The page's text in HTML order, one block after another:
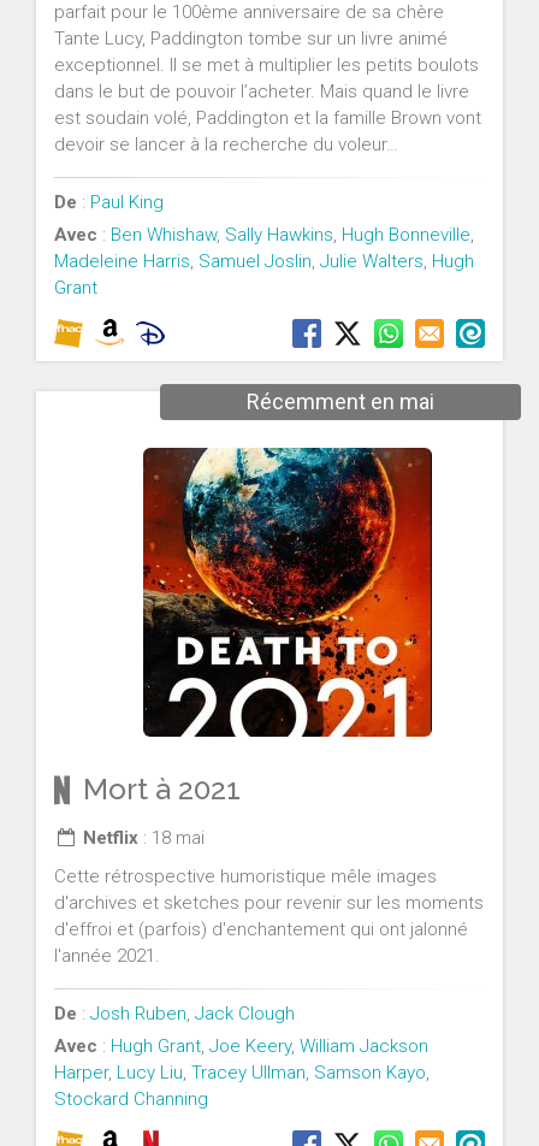
parfait pour le 100ème anniversaire de sa chère
Tante Lucy, Paddington tombe sur un livre animé
exceptionnel. Il se met à multiplier les petits boulots
dans le but de pouvoir l’acheter. Mais quand le livre
est soudain volé, Paddington et la famille Brown vont
devoir se lancer à la recherche du voleur…
De : Paul King
Avec : Ben Whishaw, Sally Hawkins, Hugh Bonneville,
Madeleine Harris, Samuel Joslin, Julie Walters, Hugh
Grant
Récemment en mai
Mort à 2021
Netflix : 18 mai
Cette rétrospective humoristique mêle images
d'archives et sketches pour revenir sur les moments
d'effroi et (parfois) d'enchantement qui ont jalonné
l'année 2021.
De : Josh Ruben, Jack Clough
Avec : Hugh Grant, Joe Keery, William Jackson
Harper, Lucy Liu, Tracey Ullman, Samson Kayo,
Stockard Channing